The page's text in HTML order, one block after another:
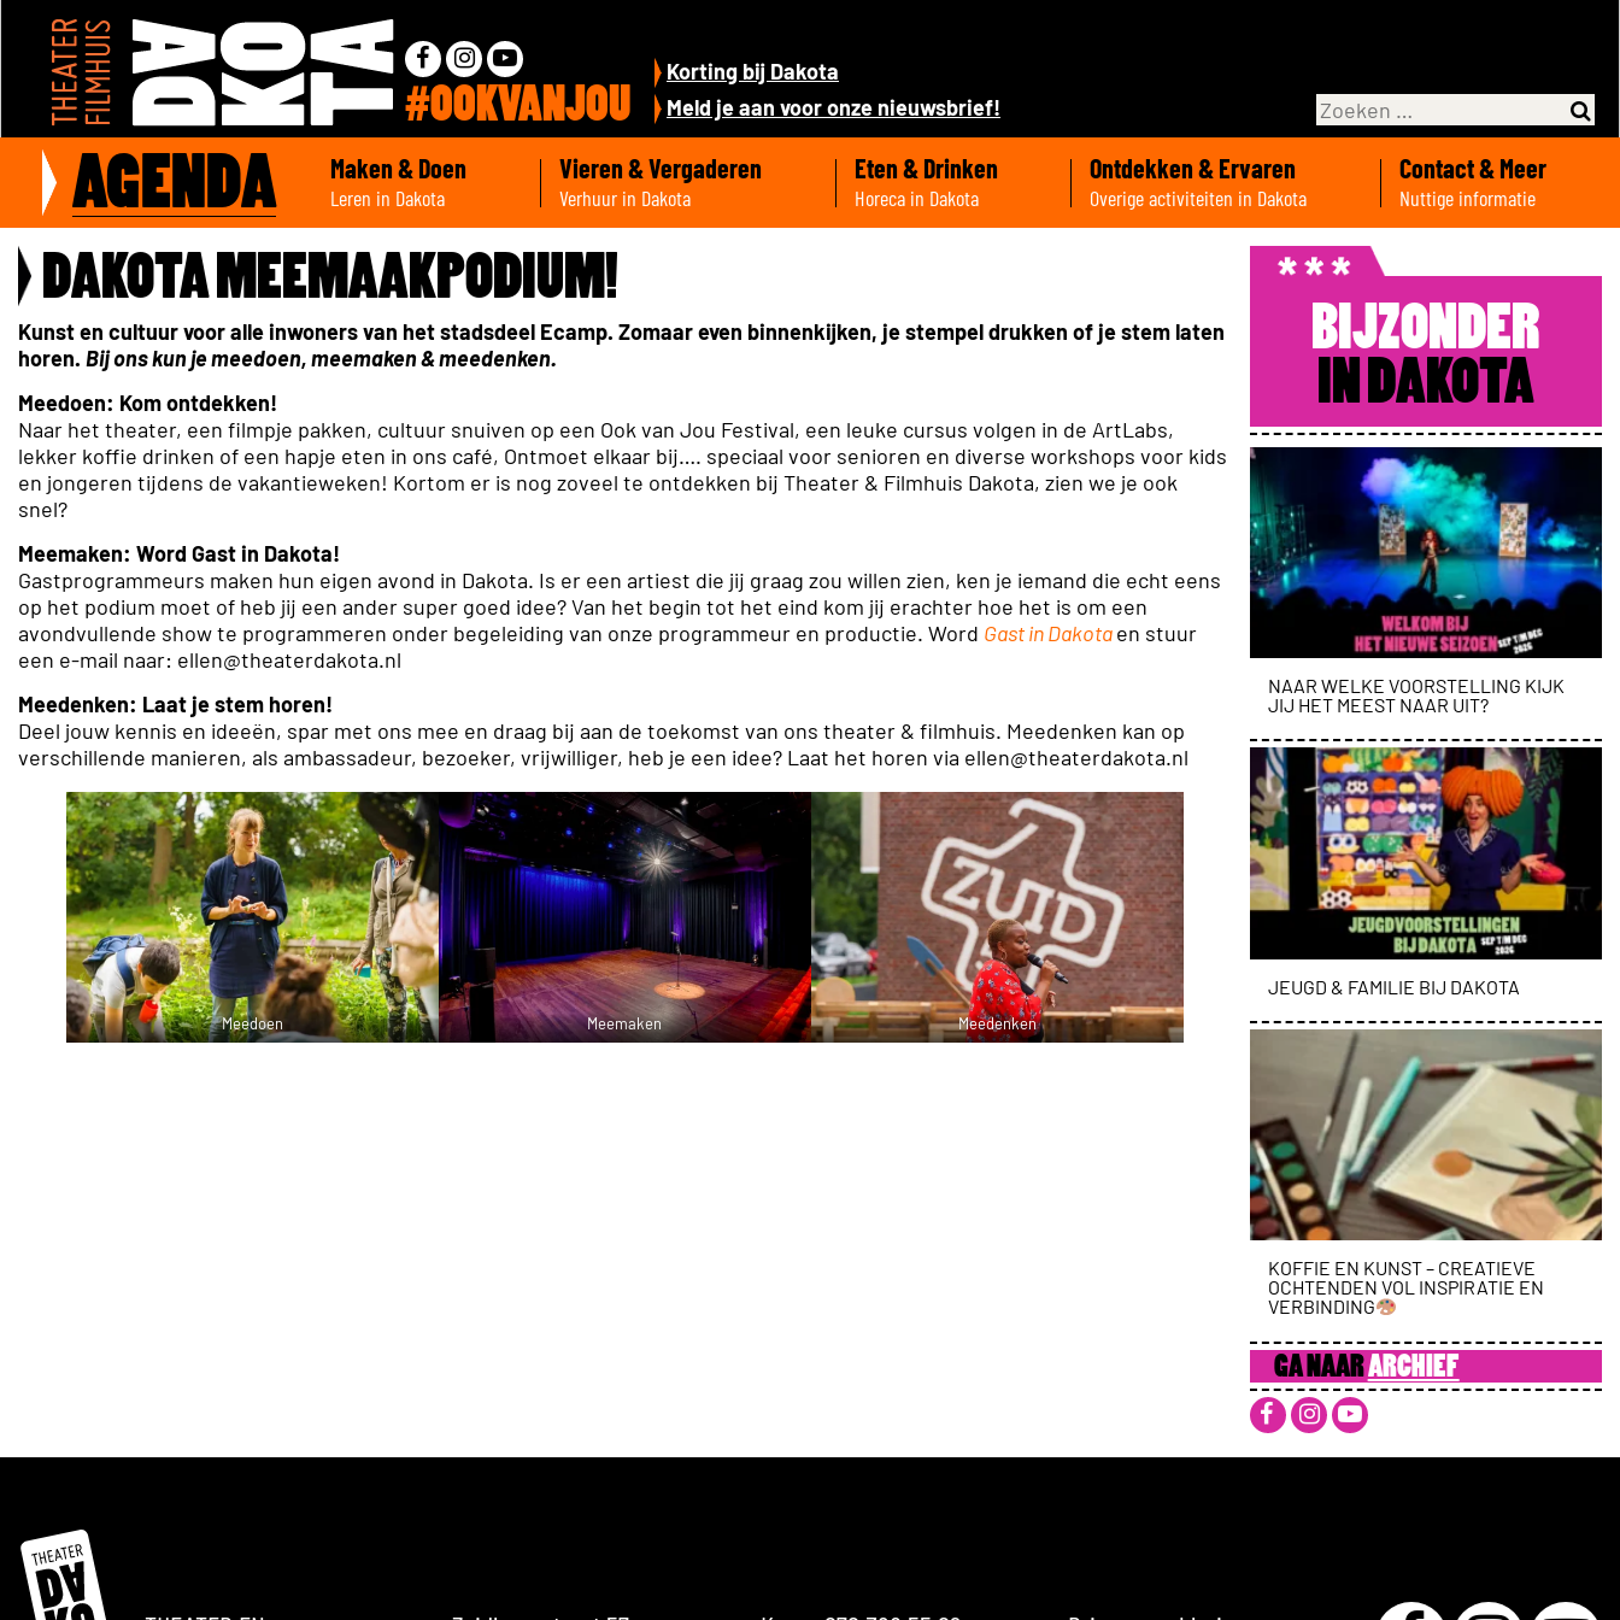
#OOKVANJOU
Korting bij Dakota
Meld je aan voor onze nieuwsbrief!
AGENDA Maken & Doen
Leren in Dakota
Vieren & Vergaderen
Verhuur in Dakota
Eten & Drinken
Horeca in Dakota
Ontdekken & Ervaren
Overige activiteiten in Dakota
Contact & Meer
Nuttige informatie
DAKOTA MEEMAAKPODIUM!
Kunst en cultuur voor alle inwoners van het stadsdeel Ecamp. Zomaar even binnenkijken, je stempel drukken of je stem laten
horen. Bij ons kun je meedoen, meemaken & meedenken.
Meedoen: Kom ontdekken!
Naar het theater, een filmpje pakken, cultuur snuiven op een Ook van Jou Festival, een leuke cursus volgen in de ArtLabs,
lekker koffie drinken of een hapje eten in ons café, Ontmoet elkaar bij…. speciaal voor senioren en diverse workshops voor kids
en jongeren tijdens de vakantieweken! Kortom er is nog zoveel te ontdekken bij Theater & Filmhuis Dakota, zien we je ook
snel?
Meemaken: Word Gast in Dakota!
Gastprogrammeurs maken hun eigen avond in Dakota. Is er een artiest die jij graag zou willen zien, ken je iemand die echt eens
op het podium moet of heb jij een ander super goed idee? Van het begin tot het eind kom jij erachter hoe het is om een
avondvullende show te programmeren onder begeleiding van onze programmeur en productie. Word Gast in Dakotaen stuur
een e-mail naar: ellen@theaterdakota.nl
Meedenken: Laat je stem horen!
Deel jouw kennis en ideeën, spar met ons mee en draag bij aan de toekomst van ons theater & filmhuis. Meedenken kan op
verschillende manieren, als ambassadeur, bezoeker, vrijwilliger, heb je een idee? Laat het horen via ellen@theaterdakota.nl
Meedoen Meemaken Meedenken
BIJZONDER
IN DAKOTA
NAAR WELKE VOORSTELLING KIJK
JIJ HET MEEST NAAR UIT?
JEUGD & FAMILIE BIJ DAKOTA
KOFFIE EN KUNST – CREATIEVE
OCHTENDEN VOL INSPIRATIE EN
VERBINDING
GA NAARARCHIEF